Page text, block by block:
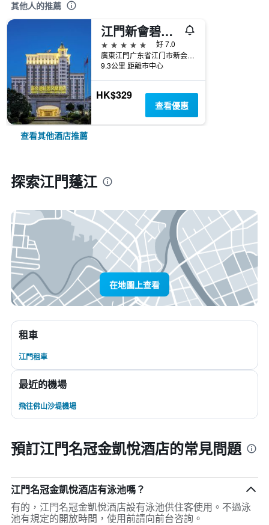
其他人的推薦
江門新會碧桂園鳳凰酒店
5星級
好 7.0
廣東江門广东省江门市新会区会城镇新港大道北1号新会碧桂园内
9.3公里 距離市中心
HK$329
查看優惠
查看其他酒店推薦
探索江門蓬江
在地圖上查看
租車
江門租車
最近的機場
飛往佛山沙堤機場
預訂江門名冠金凱悅酒店的常見問題
江門名冠金凱悅酒店有泳池嗎？
有的，江門名冠金凱悅酒店設有泳池供住客使用。不過泳
池有規定的開放時間，使用前請向前台咨詢。